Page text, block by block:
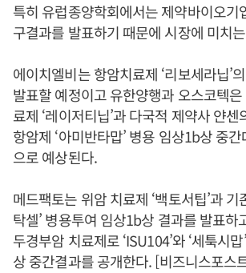
특히 유럽종양학회에서는 제약바이오기
구결과를 발표하기 때문에 시장에 미치
에이치엘비는 항암치료제 ‘리보세라닙’
발표할 예정이고 유한양행과 오스코텍
료제 ‘레이저티닙’과 다국적 제약사 얀
항암제 ‘아미반타맙’ 병용 임상1b상 중
으로 예상된다.
메드팩토는 위암 치료제 ‘백토서팁’과 기
탁셀’ 병용투여 임상1b상 결과를 발표하
두경부암 치료제로 ‘ISU104’와 ‘세툭시
상 중간결과를 공개한다. [비즈니스포스